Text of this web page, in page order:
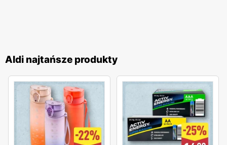
Aldi najtańsze produkty